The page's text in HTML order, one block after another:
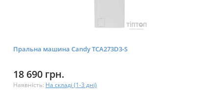
Пральна машина Candy TCA273D3-S
18 690 грн.
Наявність: На складі (1-3 дні)